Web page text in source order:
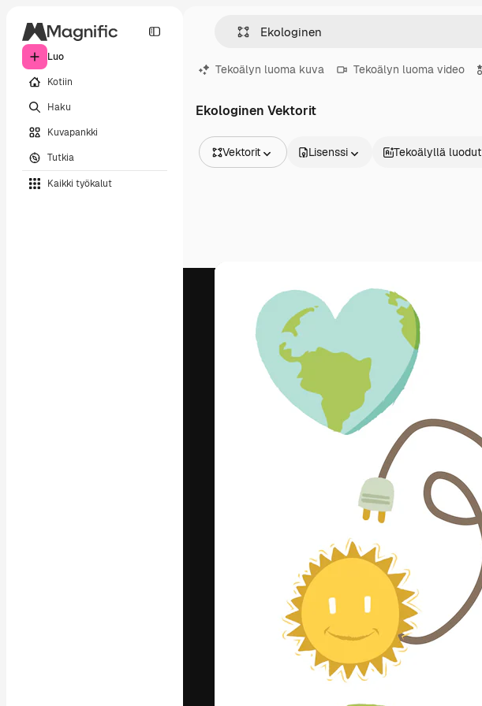
Luo
Kotiin
Haku
Kuvapankki
Tutkia
Kaikki työkalut
Tekoälyn luoma kuva Tekoälyn luoma video
Ekologinen Vektorit
Vektorit
Videot
Videopohjat
Lisenssi Tekoälyllä luodut
Luova alusta parhaiden töidesi
toteuttamiseen. Yli miljoona tilaajaa
luovien alojen ammattilaisten, yritysten,
toimistojen ja studioiden joukossa.